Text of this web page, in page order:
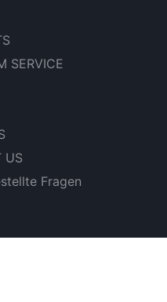
SERVICE
US
Fragen